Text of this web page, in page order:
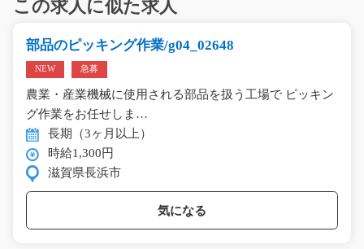
この求人に似た求人
部品のピッキング作業/g04_02648
NEW 急募
農業・産業機械に使用される部品を扱う工場で ピッキン
グ作業をお任せしま…
長期（3ヶ月以上）
時給1,300円
滋賀県長浜市
気になる